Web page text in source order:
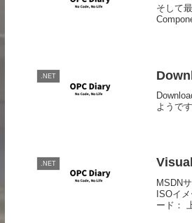
そして
.NET
ようです
.NET
MSDN
ISOイ
ード：